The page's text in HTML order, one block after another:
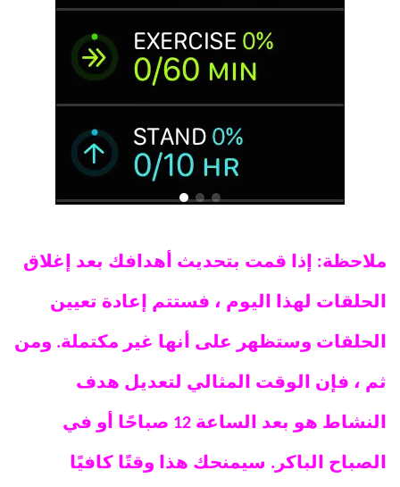
ملاحظة: إذا قمت بتحديث أهدافك بعد إغلاق
الحلقات لهذا اليوم ، فستتم إعادة تعيين
الحلقات وستظهر على أنها غير مكتملة. ومن
ثم ، فإن الوقت المثالي لتعديل هدف
النشاط هو بعد الساعة 12 صباحًا أو في
الصباح الباكر. سيمنحك هذا وقتًا كافيًا